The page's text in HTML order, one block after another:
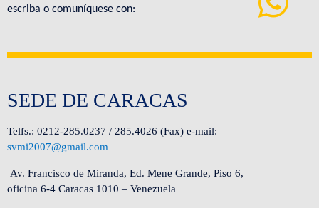
escriba o comuníquese con:
SEDE DE CARACAS
Telfs.: 0212-285.0237 / 285.4026 (Fax) e-mail:
svmi2007@gmail.com
Av. Francisco de Miranda, Ed. Mene Grande, Piso 6,
oficina 6-4 Caracas 1010 – Venezuela